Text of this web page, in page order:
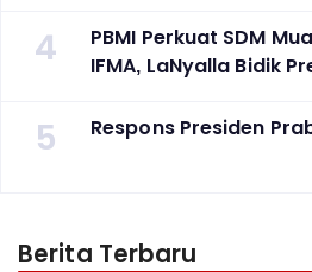
4
PBMI Perkuat SDM
IFMA, LaNyalla Bidik
5 Respons Presiden
Berita Terbaru